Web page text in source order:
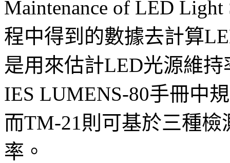
Maintenance of LED
程中得到的數據去計算
是用來估計LED光源維
IES LUMENS-80手冊中
而TM-21則可基於三種
率。